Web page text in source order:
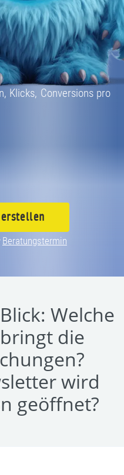
Klicks, Conversions pro
erstellen
Beratungstermin
Welche
die
wird
geöffnet?
Beratungstermin
08004003055